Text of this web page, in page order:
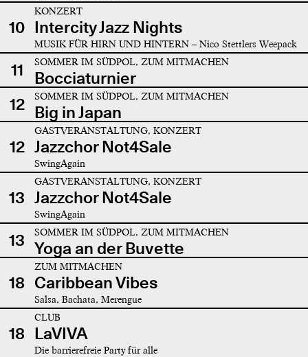
10
KONZERT
Intercity Jazz Nights
MUSIK FÜR HIRN UND HINTERN – Nico Stettlers Weepack
11 SOMMER IM SÜDPOL, ZUM MITMACHEN
Bocciaturnier
12
SOMMER IM SÜDPOL, ZUM MITMACHEN
Big in Japan
12
GASTVERANSTALTUNG, KONZERT
Jazzchor Not4Sale
SwingAgain
13
GASTVERANSTALTUNG, KONZERT
Jazzchor Not4Sale
SwingAgain
13 SOMMER IM SÜDPOL, ZUM MITMACHEN
Yoga an der Buvette
18
ZUM MITMACHEN
Caribbean Vibes
Salsa, Bachata, Merengue
18
CLUB
LaVIVA
Die barrierefreie Party für alle